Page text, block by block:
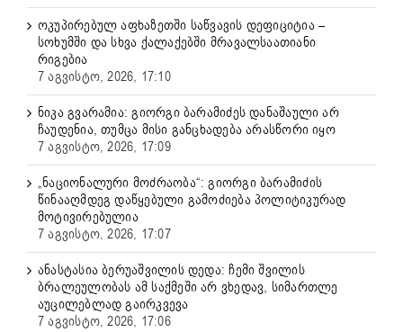
ოკუპირებულ აფხაზეთში საწვავის დეფიციტია –
სოხუმში და სხვა ქალაქებში მრავალსაათიანი
რიგებია
7 აგვისტო, 2026, 17:10
ნიკა გვარამია: გიორგი ბარამიძეს დანაშაული არ
ჩაუდენია, თუმცა მისი განცხადება არასწორი იყო
7 აგვისტო, 2026, 17:09
„ნაციონალური მოძრაობა“: გიორგი ბარამიძის
წინააღმდეგ დაწყებული გამოძიება პოლიტიკურად
მოტივირებულია
7 აგვისტო, 2026, 17:07
ანასტასია ბერუაშვილის დედა: ჩემი შვილის
ბრალეულობას ამ საქმეში არ ვხედავ, სიმართლე
აუცილებლად გაირკვევა
7 აგვისტო, 2026, 17:06